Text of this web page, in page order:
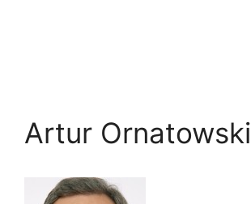
Artur Ornatowski